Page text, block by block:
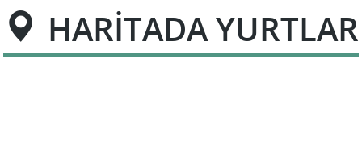
HARİTADA YURTLAR